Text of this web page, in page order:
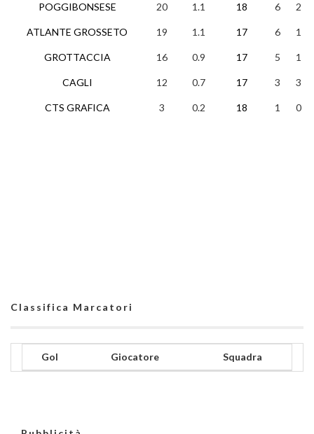
POGGIBONSESE
ATLANTE GROSSETO
GROTTACCIA
CAGLI
CTS GRAFICA
20 1.1 18 6 2
19 1.1 17 6 1
16 0.9 17 5 1
12 0.7 17 3 3
3 0.2 18 1 0
Classifica Marcatori
Gol Giocatore Squadra